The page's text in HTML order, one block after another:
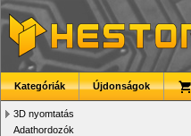
Kategóriák Újdonságok
3D nyomtatás
Adathordozók